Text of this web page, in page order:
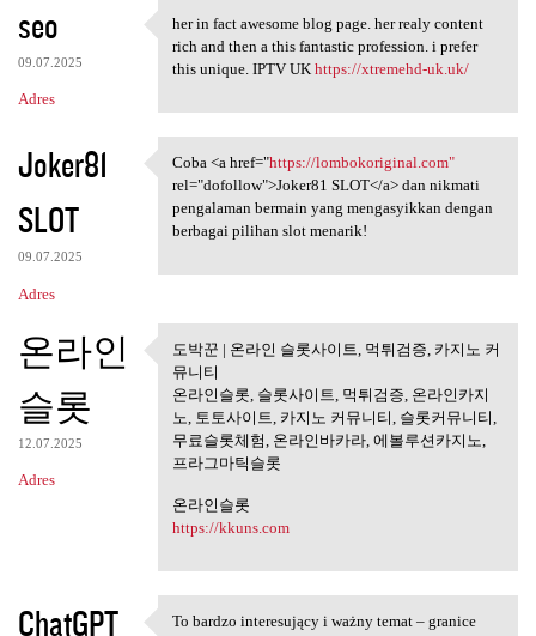
seo
09.07.2025
Adres
her in fact awesome blog page
her in fact awesome blog page. her realy content
rich and then a this fantastic profession. i prefer
this unique. IPTV UK https://xtremehd-uk.uk/
Joker81
SLOT
09.07.2025
Adres
Coba <a href="https:/
Coba <a href="https://lombokoriginal.com"
rel="dofollow">Joker81 SLOT</a> dan nikmati
pengalaman bermain yang mengasyikkan dengan
berbagai pilihan slot menarik!
온라인
슬롯
12.07.2025
Adres
도박꾼 | 온라인 슬롯사이트, 먹튀
검증, 카지노
도박꾼 | 온라인 슬롯사이트, 먹튀검증, 카지노 커
뮤니티
온라인슬롯, 슬롯사이트, 먹튀검증, 온라인카지
노, 토토사이트, 카지노 커뮤니티, 슬롯커뮤니티,
무료슬롯체험, 온라인바카라, 에볼루션카지노,
프라그마틱슬롯
온라인슬롯
https://kkuns.com
ChatGPT
To bardzo interesujący i ważny temat – granice